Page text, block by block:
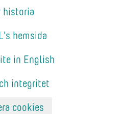
historia
hemsida
in English
integritet
cookies